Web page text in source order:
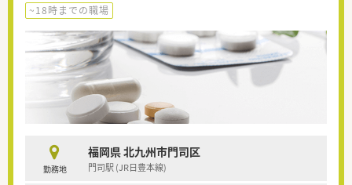
~18時までの職場
勤務地
福岡県 北九州市門司区
門司駅 (JR日豊本線)